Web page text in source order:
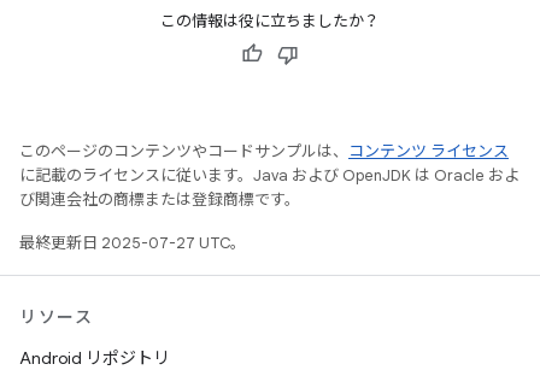
この情報は役に立ちましたか？
このページのコンテンツやコードサンプルは、
コンテンツ ライセンス
に記載のライセンスに従います。Java および OpenJDK は Oracle およ
び関連会社の商標または登録商標です。
最終更新日 2025-07-27 UTC。
リソース
Android リポジトリ